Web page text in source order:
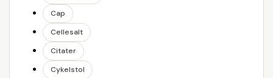
Cap
Cellesalt
Citater
Cykelstol